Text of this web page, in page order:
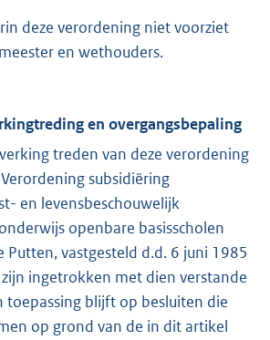
deze verordening niet voorziet
en wethouders.
en overgangsbepaling
treden van deze verordening
subsidiëring
en levensbeschouwelijk
openbare basisscholen
Putten, vastgesteld d.d. 6 juni 1985
ingetrokken met dien verstande
toepassing blijft op besluiten die
op grond van de in dit artikel